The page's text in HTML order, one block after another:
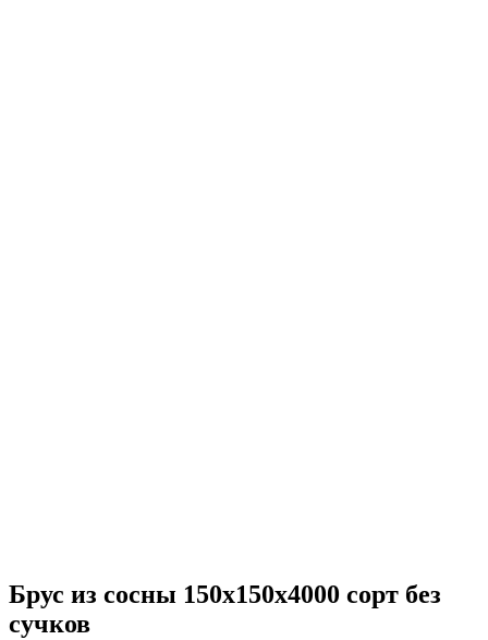
Брус из сосны 150x150x4000 сорт без
сучков